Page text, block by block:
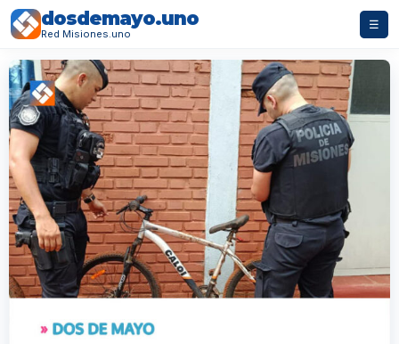
dosdemayo.uno
Red Misiones.uno
☰